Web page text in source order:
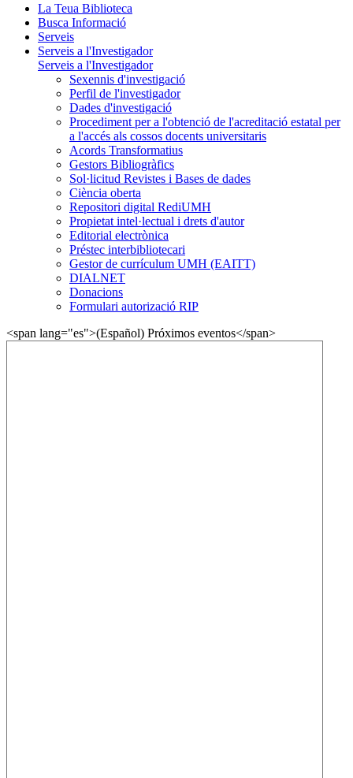
La Teua Biblioteca
Busca Informació
Serveis
Serveis a l'Investigador
Serveis a l'Investigador
Sexennis d'investigació
Perfil de l'investigador
Dades d'investigació
Procediment per a l'obtenció de l'acreditació estatal per
a l'accés als cossos docents universitaris
Acords Transformatius
Gestors Bibliogràfics
Sol·licitud Revistes i Bases de dades
Ciència oberta
Repositori digital RediUMH
Propietat intel·lectual i drets d'autor
Editorial electrònica
Préstec interbibliotecari
Gestor de currículum UMH (EAITT)
DIALNET
Donacions
Formulari autorizació RIP
<span lang="es">(Español) Próximos eventos</span>